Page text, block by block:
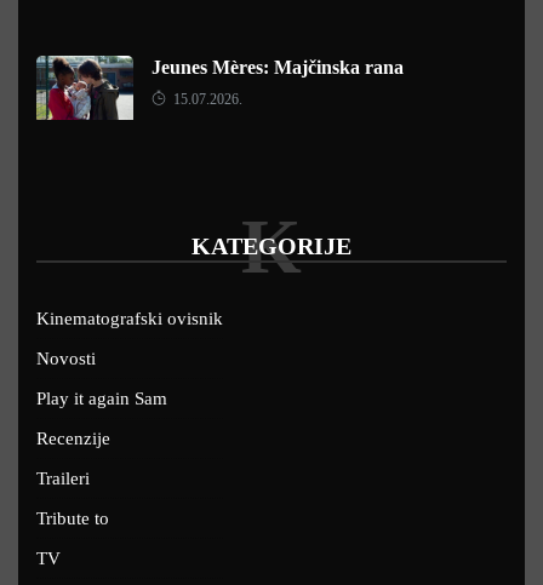
Jeunes Mères: Majčinska rana
15.07.2026.
KATEGORIJE
K
Kinematografski ovisnik
Novosti
Play it again Sam
Recenzije
Traileri
Tribute to
TV